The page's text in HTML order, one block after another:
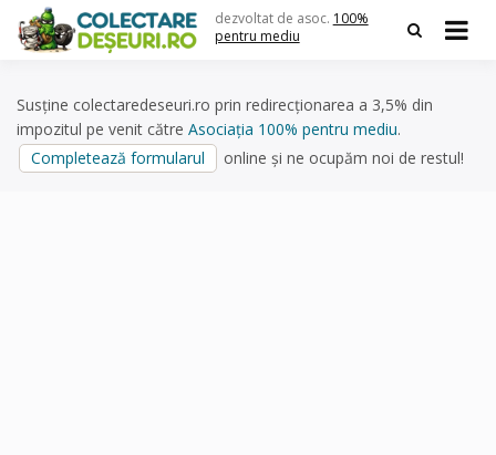
content
dezvoltat de asoc. 100%
pentru mediu
Susține colectaredeseuri.ro prin redirecționarea a 3,5% din
impozitul pe venit către Asociația 100% pentru mediu.
Completează formularul
online și ne ocupăm noi de restul!